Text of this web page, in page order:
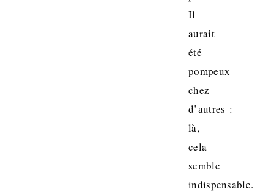
Il
aurait
été
pompeux
chez
d’autres :
là,
cela
semble
indispensable.